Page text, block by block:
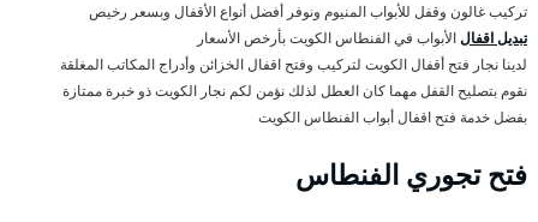
تركيب غالون وقفل للأبواب المنيوم ونوفر أفضل أنواع الأقفال وبسعر رخيص
تبديل اقفالالأبواب في الفنطاس الكويت بأرخص الأسعار
لدينا نجار فتح أقفال الكويت لتركيب وفتح اقفال الخزائن وأدراج المكاتب المغلقة
نقوم بتصليح القفل مهما كان العطل لذلك نؤمن لكم نجار الكويت ذو خبرة ممتازة
بفضل خدمة فتح اقفال أبواب الفنطاس الكويت
فتح تجوري الفنطاس